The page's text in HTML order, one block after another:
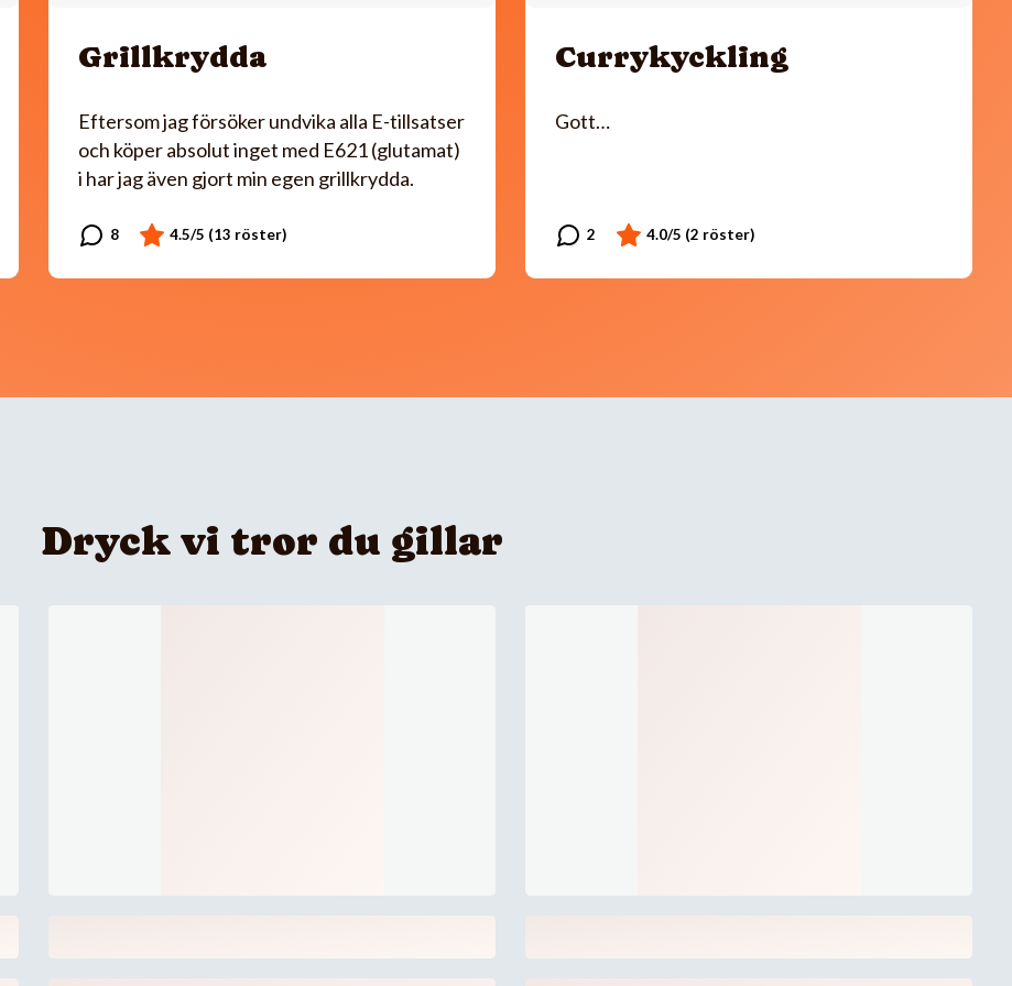
Grillkrydda
Eftersom jag försöker undvika alla E-tillsatser
och köper absolut inget med E621 (glutamat)
i har jag även gjort min egen grillkrydda.
Currykyckling
Gott…
Dryck vi tror du gillar